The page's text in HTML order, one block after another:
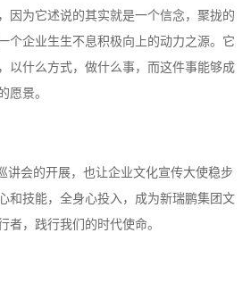
因为它述说的其实就是一个信念，聚拢的
个企业生生不息积极向上的动力之源。它
以什么方式，做什么事，而这件事能够成
愿景。
讲会的开展，也让企业文化宣传大使稳步
和技能，全身心投入，成为新瑞鹏集团文
者，践行我们的时代使命。